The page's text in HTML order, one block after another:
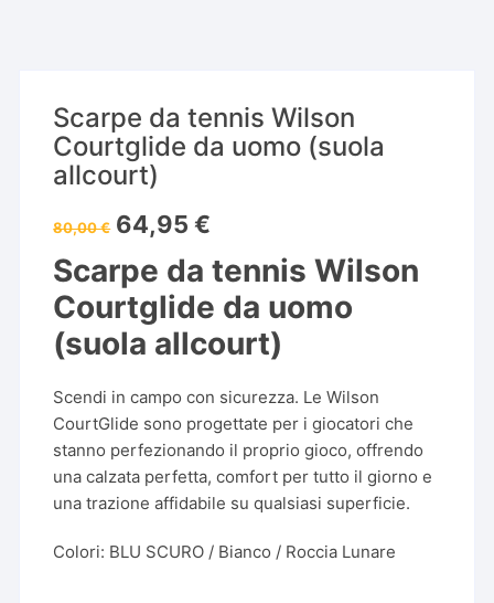
Scarpe da tennis Wilson
Courtglide da uomo (suola
allcourt)
80,00€ Il
prezzo
era:
80,00 €.
64,95€
è:
64,95 €.
Scarpe da tennis Wilson
Courtglide da uomo
(suola allcourt)
Scendi in campo con sicurezza. Le Wilson
CourtGlide sono progettate per i giocatori che
stanno perfezionando il proprio gioco, offrendo
una calzata perfetta, comfort per tutto il giorno e
una trazione affidabile su qualsiasi superficie.
Colori: BLU SCURO / Bianco / Roccia Lunare